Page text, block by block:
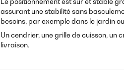
assurant une stabilité sans
besoins, par exemple dans le jardin
Un cendrier, une grille de cuisson, un
livraison.